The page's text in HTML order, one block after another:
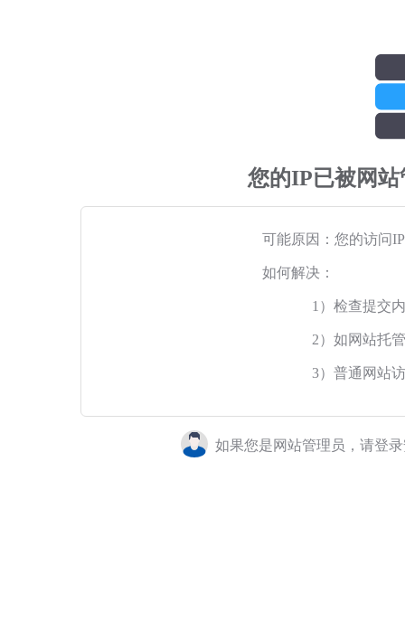
您的IP已被网
可能原因：您的访问
如何解决：
1）检查提交
2）如网站托
3）普通网站
如果您是网站管理员，请登